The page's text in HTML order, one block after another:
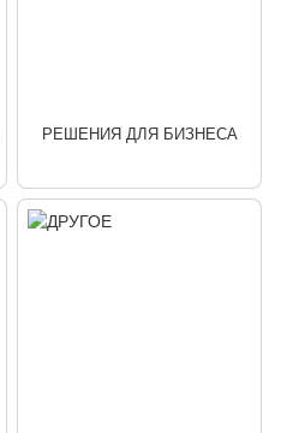
РЕШЕНИЯ ДЛЯ БИЗНЕСА